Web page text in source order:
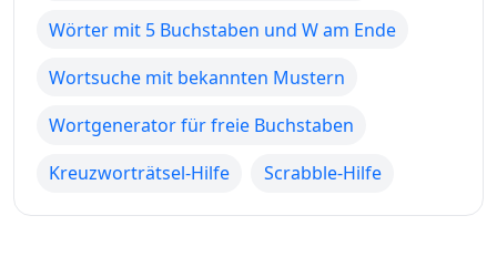
Wörter mit 5 Buchstaben und W am Ende
Wortsuche mit bekannten Mustern
Wortgenerator für freie Buchstaben
Kreuzworträtsel-Hilfe
Scrabble-Hilfe